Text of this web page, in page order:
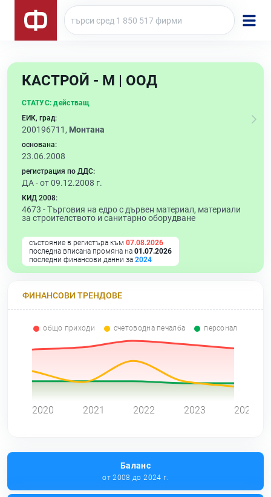
КАСТРОЙ - М | ООД
СТАТУС: действащ
ЕИК, град:
200196711, Монтана
основана:
23.06.2008
регистрация по ДДС:
ДА - от 09.12.2008 г.
КИД 2008:
4673 -Търговия на едро с дървен материал, материали
за строителството и санитарно оборудване
състояние в регистъра към 07.08.2026
последна вписана промяна на 01.07.2026
последни финансови данни за 2024
ФИНАНСОВИ ТРЕНДОВЕ
общо приходи счетоводна печалба персонал
2020 2021 2022 2023 2024
Баланс
от 2008 до 2024 г.